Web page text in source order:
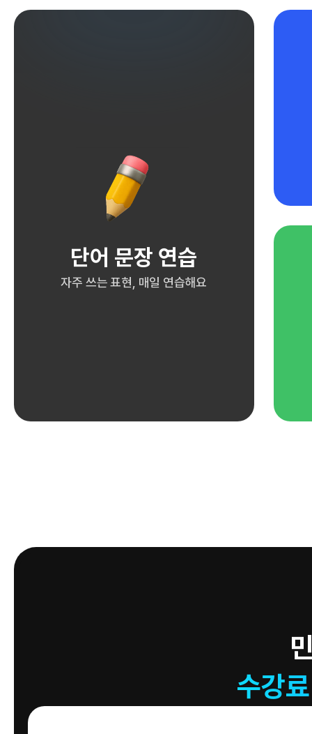
단어 문장 연습
자주 쓰는 표현, 매일 연습해요
수강